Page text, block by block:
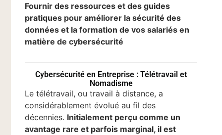
Fournir des ressources et des guides
pratiques pour améliorer la sécurité des
données et la formation de vos salariés en
matière de cybersécurité
Cybersécurité en Entreprise : Télétravail et
Nomadisme
Le télétravail, ou travail à distance, a
considérablement évolué au fil des
décennies. Initialement perçu comme un
avantage rare et parfois marginal, il est